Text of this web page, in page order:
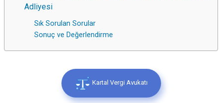
Adliyesi
Sık Sorulan Sorular
Sonuç ve Değerlendirme
Kartal Vergi Avukatı